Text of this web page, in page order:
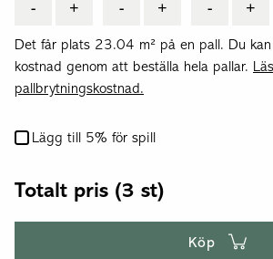
- + - + - +
Det får plats 23.04 m² på en pall. Du
kostnad genom att beställa hela pallar.
pallbrytningskostnad.
Lägg till 5% för spill
Totalt pris (3 st)
Köp